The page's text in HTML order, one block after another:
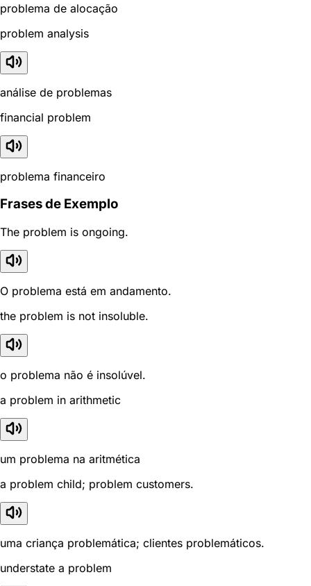
problema de alocação
problem analysis
análise de problemas
financial problem
problema financeiro
Frases de Exemplo
The problem is ongoing.
O problema está em andamento.
the problem is not insoluble.
o problema não é insolúvel.
a problem in arithmetic
um problema na aritmética
a problem child; problem customers.
uma criança problemática; clientes problemáticos.
understate a problem